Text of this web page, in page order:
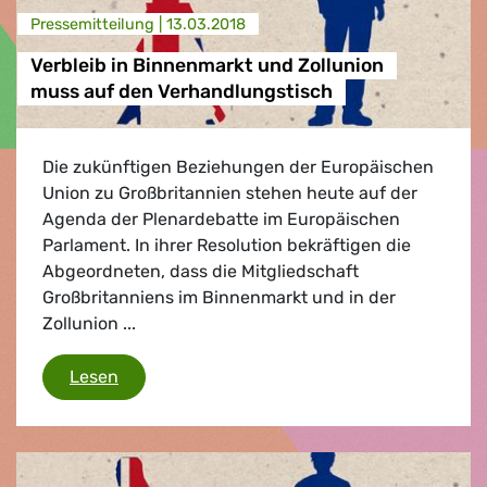
Presse­mitteilung | 13.03.2018
Verbleib in Binnenmarkt und Zollunion
muss auf den Verhandlungstisch
Die zukünftigen Beziehungen der Europäischen
Union zu Großbritannien stehen heute auf der
Agenda der Plenardebatte im Europäischen
Parlament. In ihrer Resolution bekräftigen die
Abgeordneten, dass die Mitgliedschaft
Großbritanniens im Binnenmarkt und in der
Zollunion ...
Lesen Verbleib in Binnenmarkt und Zollunion